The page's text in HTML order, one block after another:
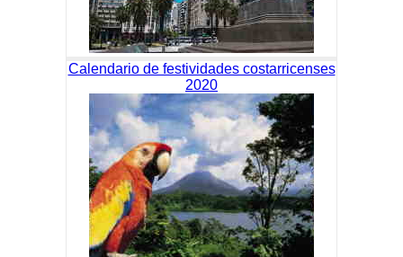
Calendario de festividades costarricenses
2020